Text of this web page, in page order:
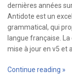
dernières années
Antidote est un
grammatical, qui
langue française.
mise à jour en v5 et
Continue reading »